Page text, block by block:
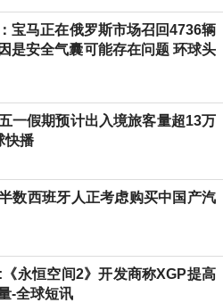
宝马正在俄罗斯市场召回4736辆
是安全气囊可能存在问题 环球头
一假期预计出入境旅客量超13万
快播
数西班牙人正考虑购买中国产汽
永恒空间2》开发商称XGP提高
-全球短讯